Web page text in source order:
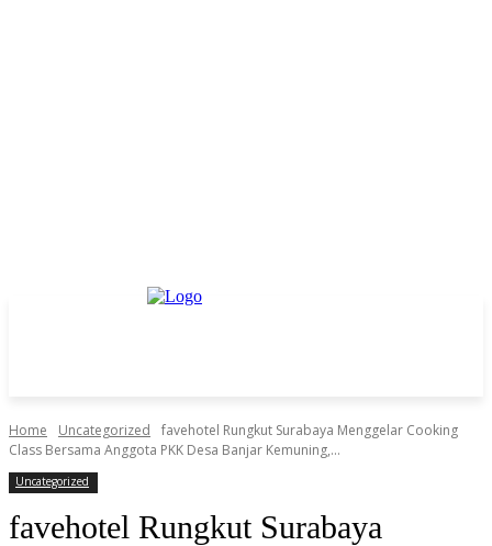
Home Uncategorized
favehotel Rungkut Surabaya Menggelar Cooking
Class Bersama Anggota PKK Desa Banjar Kemuning,...
Uncategorized
favehotel Rungkut Surabaya